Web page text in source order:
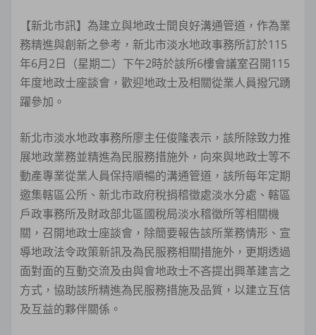
【新北市訊】為建立與地政士間良好溝通管道，作為業
務精進與創新之參考，新北市淡水地政事務所訂於115
年6月2日（星期二）下午2時於該所6樓會議室召開115
年度地政士座談會，歡迎地政士及相關從業人員撥冗踴
躍參加。
新北市淡水地政事務所廖主任俊隆表示，該所除致力推
展地政業務並精進為民服務措施外，向來與地政士等不
動產專業從業人員保持順暢的溝通管道，該所每年定期
邀集轄區公所、新北市政府稅捐稽徵處淡水分處、轄區
戶政事務所及財政部北區國稅局淡水稽徵所等相關機
關，召開地政士座談會，除簡要報告該所業務情形、宣
導地政法令政策新訊及為民服務相關措施外，更期透過
面對面的互動交流及由與會地政士不吝提出興革建言之
方式，協助該所精進為民服務措施及品質，以建立互信
及互益的夥伴關係。